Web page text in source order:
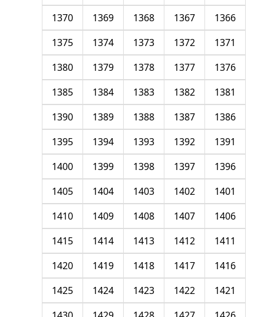
1366
1367
1368
1369
1370
1371
1372
1373
1374
1375
1376
1377
1378
1379
1380
1381
1382
1383
1384
1385
1386
1387
1388
1389
1390
1391
1392
1393
1394
1395
1396
1397
1398
1399
1400
1401
1402
1403
1404
1405
1406
1407
1408
1409
1410
1411
1412
1413
1414
1415
1416
1417
1418
1419
1420
1421
1422
1423
1424
1425